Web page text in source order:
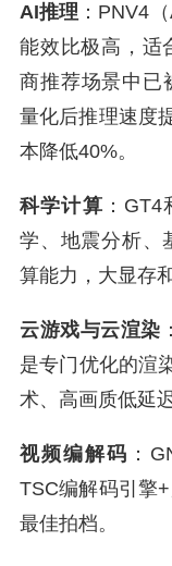
AI推理 ：PNV4
能效比极高，适
商推荐场景中已
量化后推理速度
本降低40%。
科学计算 ：
学、地震分析、
算能力，大显存
云游戏与云渲染
是专门优化的渲
术、高画质低延
视频编解码 ：
TSC编解码引擎
最佳拍档。